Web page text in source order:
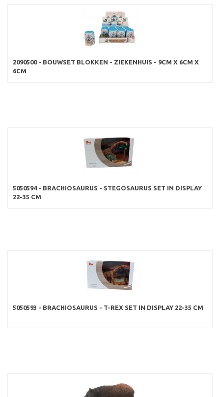
2090500 - BOUWSET BLOKKEN - ZIEKENHUIS - 9CM X 6CM X
6CM
5050594 - BRACHIOSAURUS - STEGOSAURUS SET IN DISPLAY
22-35 CM
5050593 - BRACHIOSAURUS - T-REX SET IN DISPLAY 22-35 CM